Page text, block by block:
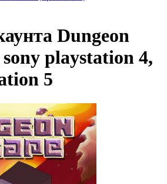
Dungeon
sony playstation 4,
5